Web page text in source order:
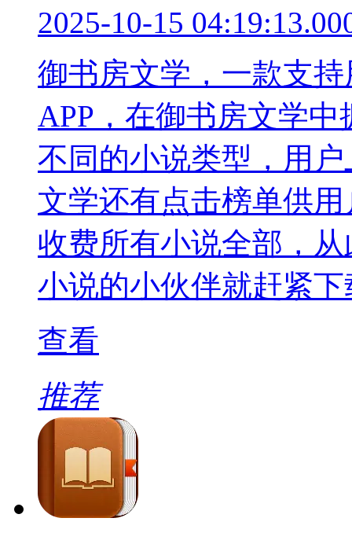
2025-10-15
御书房文学，一款支
APP，在御书房文学
不同的小说类型，用
文学还有点击榜单供
收费所有小说全部，
小说的小伙伴就赶紧
查看
推荐